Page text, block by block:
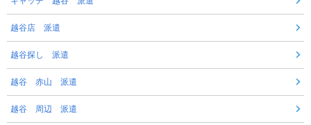
越谷店 派遣
越谷探し 派遣
越谷 赤山 派遣
越谷 周辺 派遣